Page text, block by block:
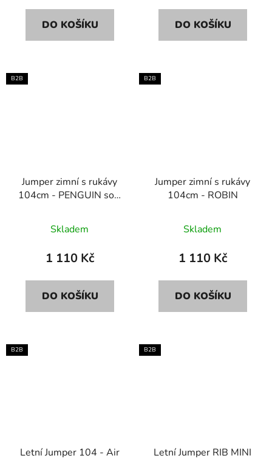
DO KOŠÍKU DO KOŠÍKU
B2B
Jumper zimní s rukávy
104cm - PENGUIN soft
Skladem
1 110 Kč
DO KOŠÍKU
B2B
Jumper zimní s rukávy
104cm - ROBIN
Skladem
1 110 Kč
DO KOŠÍKU
B2B
Letní Jumper 104 - Air
B2B
Letní Jumper RIB MINI